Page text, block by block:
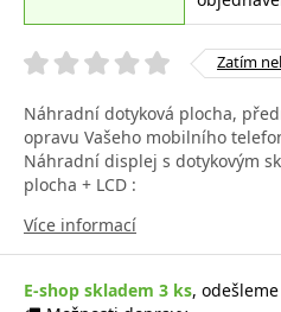
Zatím
Náhradní dotyková plocha,
opravu Vašeho mobilního
Náhradní displej s dotykovým
plocha + LCD :
Více informací
E-shop skladem 3 ks,